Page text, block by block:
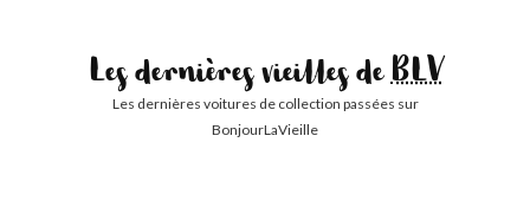
Les dernières vieilles deBLV
Les dernières voitures de collection passées sur
BonjourLaVieille